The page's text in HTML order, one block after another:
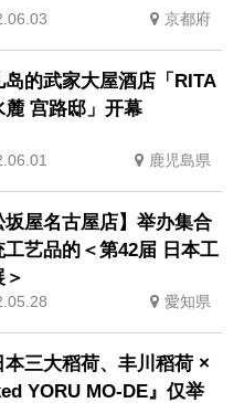
京都府
岛的武家大屋酒店「RITA
麓 宫路邸」开幕
鹿児島県
坂屋名古屋店】举办集合
工艺品的＜第42届 日本工
＞
愛知県
本三大稻荷、丰川稻荷 ×
YORU MO-DE』仅举